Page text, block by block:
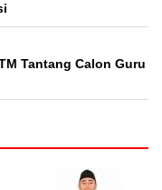
Tantang Calon Guru